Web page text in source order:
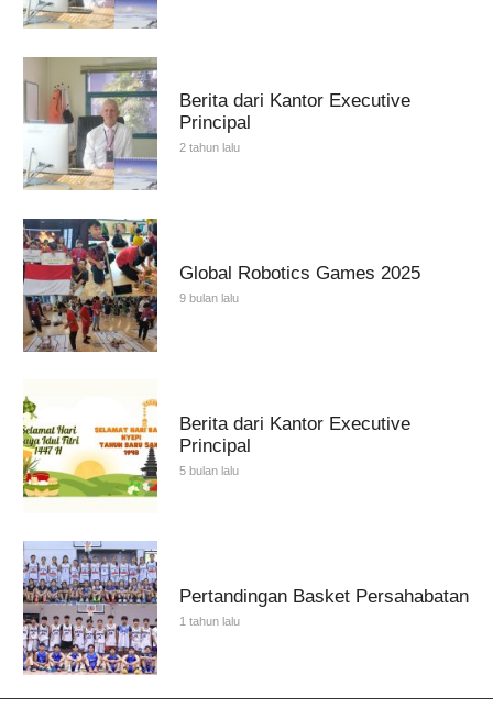
Berita dari Kantor Executive
Principal
2 tahun lalu
Global Robotics Games 2025
9 bulan lalu
Berita dari Kantor Executive
Principal
5 bulan lalu
Pertandingan Basket Persahabatan
1 tahun lalu